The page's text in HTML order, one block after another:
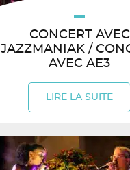
CONCERT AVEC
JAZZMANIAK /
AVEC AE3
LIRE LA SUITE